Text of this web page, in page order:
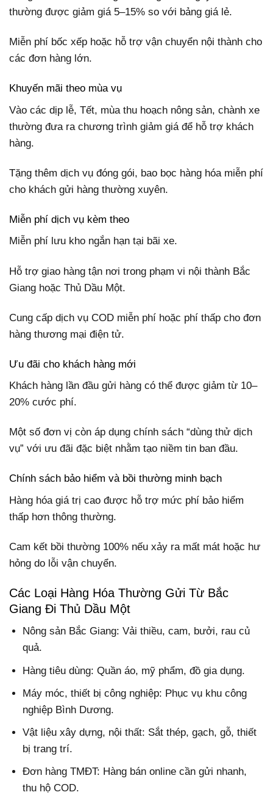
thường được giảm giá 5–15% so với bảng giá lẻ.
Miễn phí bốc xếp hoặc hỗ trợ vận chuyển nội thành cho
các đơn hàng lớn.
Khuyến mãi theo mùa vụ
Vào các dịp lễ, Tết, mùa thu hoạch nông sản, chành xe
thường đưa ra chương trình giảm giá để hỗ trợ khách
hàng.
Tặng thêm dịch vụ đóng gói, bao bọc hàng hóa miễn phí
cho khách gửi hàng thường xuyên.
Miễn phí dịch vụ kèm theo
Miễn phí lưu kho ngắn hạn tại bãi xe.
Hỗ trợ giao hàng tận nơi trong phạm vi nội thành Bắc
Giang hoặc Thủ Dầu Một.
Cung cấp dịch vụ COD miễn phí hoặc phí thấp cho đơn
hàng thương mại điện tử.
Ưu đãi cho khách hàng mới
Khách hàng lần đầu gửi hàng có thể được giảm từ 10–
20% cước phí.
Một số đơn vị còn áp dụng chính sách “dùng thử dịch
vụ” với ưu đãi đặc biệt nhằm tạo niềm tin ban đầu.
Chính sách bảo hiểm và bồi thường minh bạch
Hàng hóa giá trị cao được hỗ trợ mức phí bảo hiểm
thấp hơn thông thường.
Cam kết bồi thường 100% nếu xảy ra mất mát hoặc hư
hỏng do lỗi vận chuyển.
Các Loại Hàng Hóa Thường Gửi Từ Bắc
Giang Đi Thủ Dầu Một
Nông sản Bắc Giang: Vải thiều, cam, bưởi, rau củ
quả.
Hàng tiêu dùng: Quần áo, mỹ phẩm, đồ gia dụng.
Máy móc, thiết bị công nghiệp: Phục vụ khu công
nghiệp Bình Dương.
Vật liệu xây dựng, nội thất: Sắt thép, gạch, gỗ, thiết
bị trang trí.
Đơn hàng TMĐT: Hàng bán online cần gửi nhanh,
thu hộ COD.